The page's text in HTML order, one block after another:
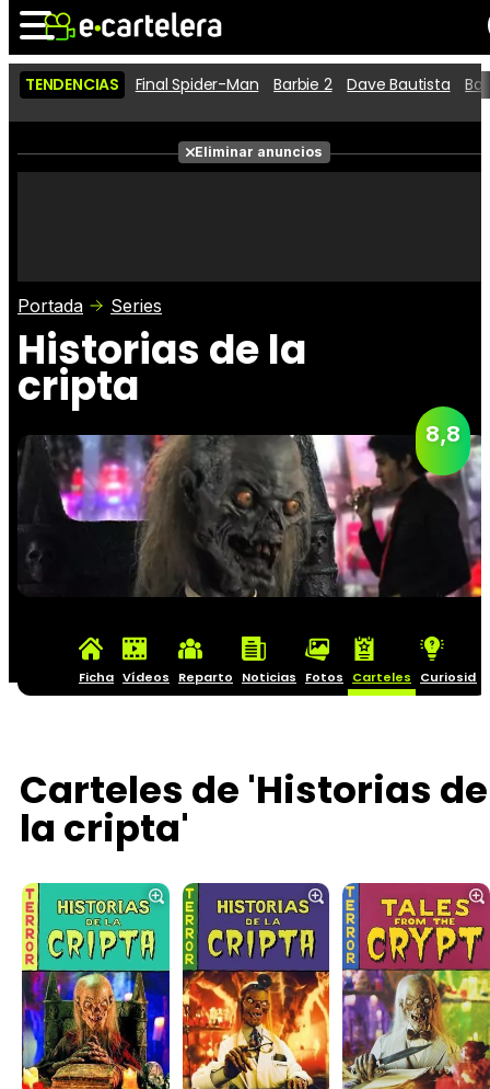
Noticias Cartelera
Películas
Críticas
TENDENCIAS Final Spider-Man Barbie 2 Dave Bautista
Eliminar anuncios
Portada Series
Historias de la
cripta
8,8
Ficha Vídeos Reparto Noticias Fotos Carteles
Carteles de 'Historias de
la cripta'